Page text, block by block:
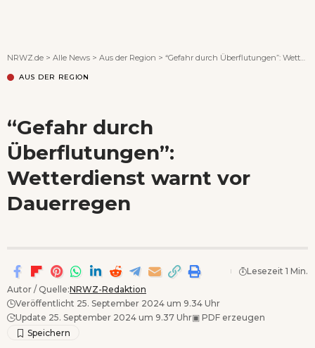
NRWZ.de > Alle News > Aus der Region > “Gefahr durch Überflutungen”: Wetterdienst warnt vor Dauerregen
AUS DER REGION
“Gefahr durch
Überflutungen”:
Wetterdienst warnt vor
Dauerregen
Autor / Quelle:NRWZ-Redaktion
Veröffentlicht 25. September 2024 um 9.34 Uhr
Update 25. September 2024 um 9.37 Uhr▣ PDF erzeugen
Lesezeit 1 Min.